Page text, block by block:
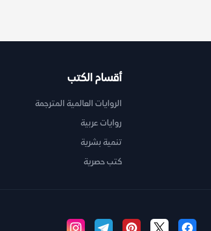
أقسام الكتب
الروايات العالمية المترجمة
روايات عربية
تنمية بشرية
كتب حصرية